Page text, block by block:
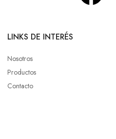
LINKS DE INTERÉS
Nosotros
Productos
Contacto